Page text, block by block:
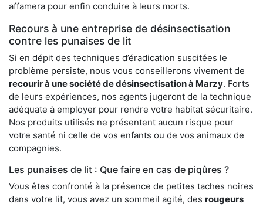
affamera pour enfin conduire à leurs morts.
Recours à une entreprise de désinsectisation
contre les punaises de lit
Si en dépit des techniques d’éradication suscitées le
problème persiste, nous vous conseillerons vivement de
recourir à une société de désinsectisation à Marzy. Forts
de leurs expériences, nos agents jugeront de la technique
adéquate à employer pour rendre votre habitat sécuritaire.
Nos produits utilisés ne présentent aucun risque pour
votre santé ni celle de vos enfants ou de vos animaux de
compagnies.
Les punaises de lit : Que faire en cas de piqûres ?
Vous êtes confronté à la présence de petites taches noires
dans votre lit, vous avez un sommeil agité, des rougeurs